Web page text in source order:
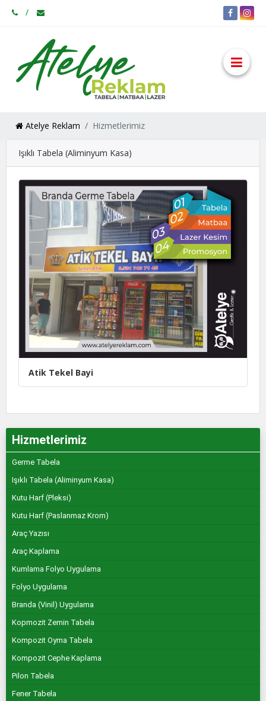
Atelye Reklam Hizmetlerimiz
Işıklı Tabela (Aliminyum Kasa)
Atik Tekel Bayi
Hizmetlerimiz
Germe Tabela
Işıklı Tabela (Aliminyum Kasa)
Kutu Harf (Pleksi)
Kutu Harf (Paslanmaz Krom)
Araç Yazısı
Araç Kaplama
Kumlama Folyo Uygulama
Folyo Uygulama
Branda (Vinil) Uygulama
Kopmozit Zemin Tabela
Kompozit Oyma Tabela
Kompozit Cephe Kaplama
Pilon Tabela
Fener Tabela